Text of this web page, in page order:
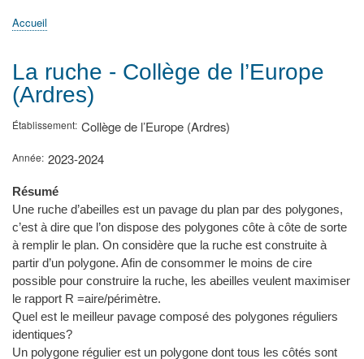
Accueil
ActualitésMATh.en.JEANS ?
Régions et Ateliers
Créer, gérer un atelier
Sujets/Publications
Congrès
d'Ariane
Accueil
La ruche - Collège de l’Europe
(Ardres)
Établissement Collège de l’Europe (Ardres)
Année 2023-2024
Résumé
Une ruche d’abeilles est un pavage du plan par des polygones,
c’est à dire que l’on dispose des polygones côte à côte de sorte
à remplir le plan. On considère que la ruche est construite à
partir d’un polygone. Afin de consommer le moins de cire
possible pour construire la ruche, les abeilles veulent maximiser
le rapport R =aire/périmètre.
Quel est le meilleur pavage composé des polygones réguliers
identiques?
Un polygone régulier est un polygone dont tous les côtés sont